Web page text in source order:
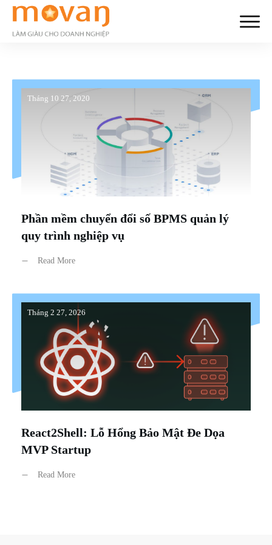
Tháng 10 27, 2020
Phần mềm chuyển đổi số BPMS quản lý
quy trình nghiệp vụ
Read More
Tháng 2 27, 2026
React2Shell: Lỗ Hổng Bảo Mật Đe Dọa
MVP Startup
Read More